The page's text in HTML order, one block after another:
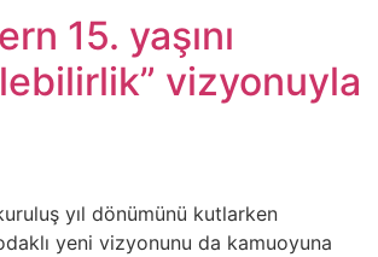
15. yaşını
vizyonuyla
yıl dönümünü kutlarken
yeni vizyonunu da kamuoyuna